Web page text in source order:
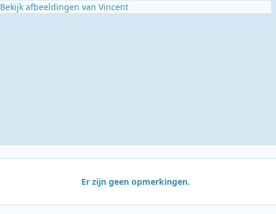
Bekijk afbeeldingen van Vincent
Er zijn geen opmerkingen.